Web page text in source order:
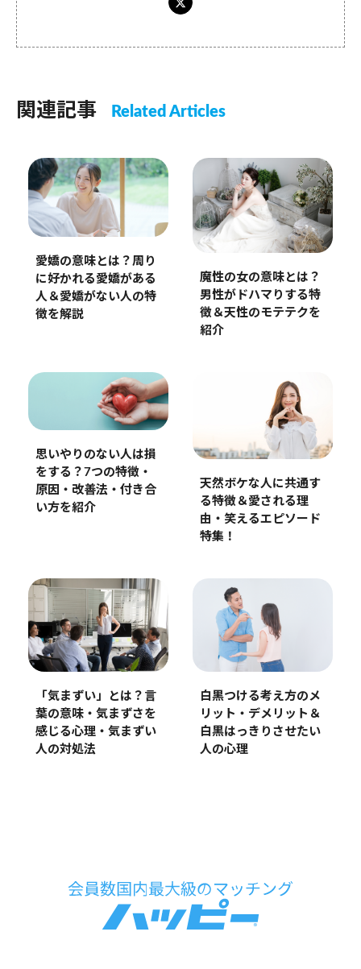
関連記事 Related Articles
愛嬌の意味とは？周り
に好かれる愛嬌がある
人＆愛嬌がない人の特
徴を解説
魔性の女の意味とは？
男性がドハマりする特
徴＆天性のモテテクを
紹介
思いやりのない人は損
をする？7つの特徴・
原因・改善法・付き合
い方を紹介
天然ボケな人に共通す
る特徴＆愛される理
由・笑えるエピソード
特集！
「気まずい」とは？言
葉の意味・気まずさを
感じる心理・気まずい
人の対処法
白黒つける考え方のメ
リット・デメリット＆
白黒はっきりさせたい
人の心理